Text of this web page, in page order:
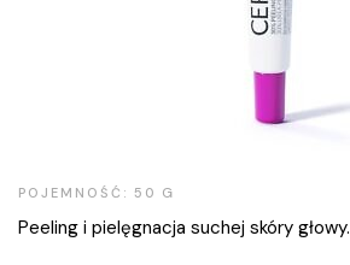
POJEMNOŚĆ: 50 G
Peeling i pielęgnacja suchej skóry głowy.